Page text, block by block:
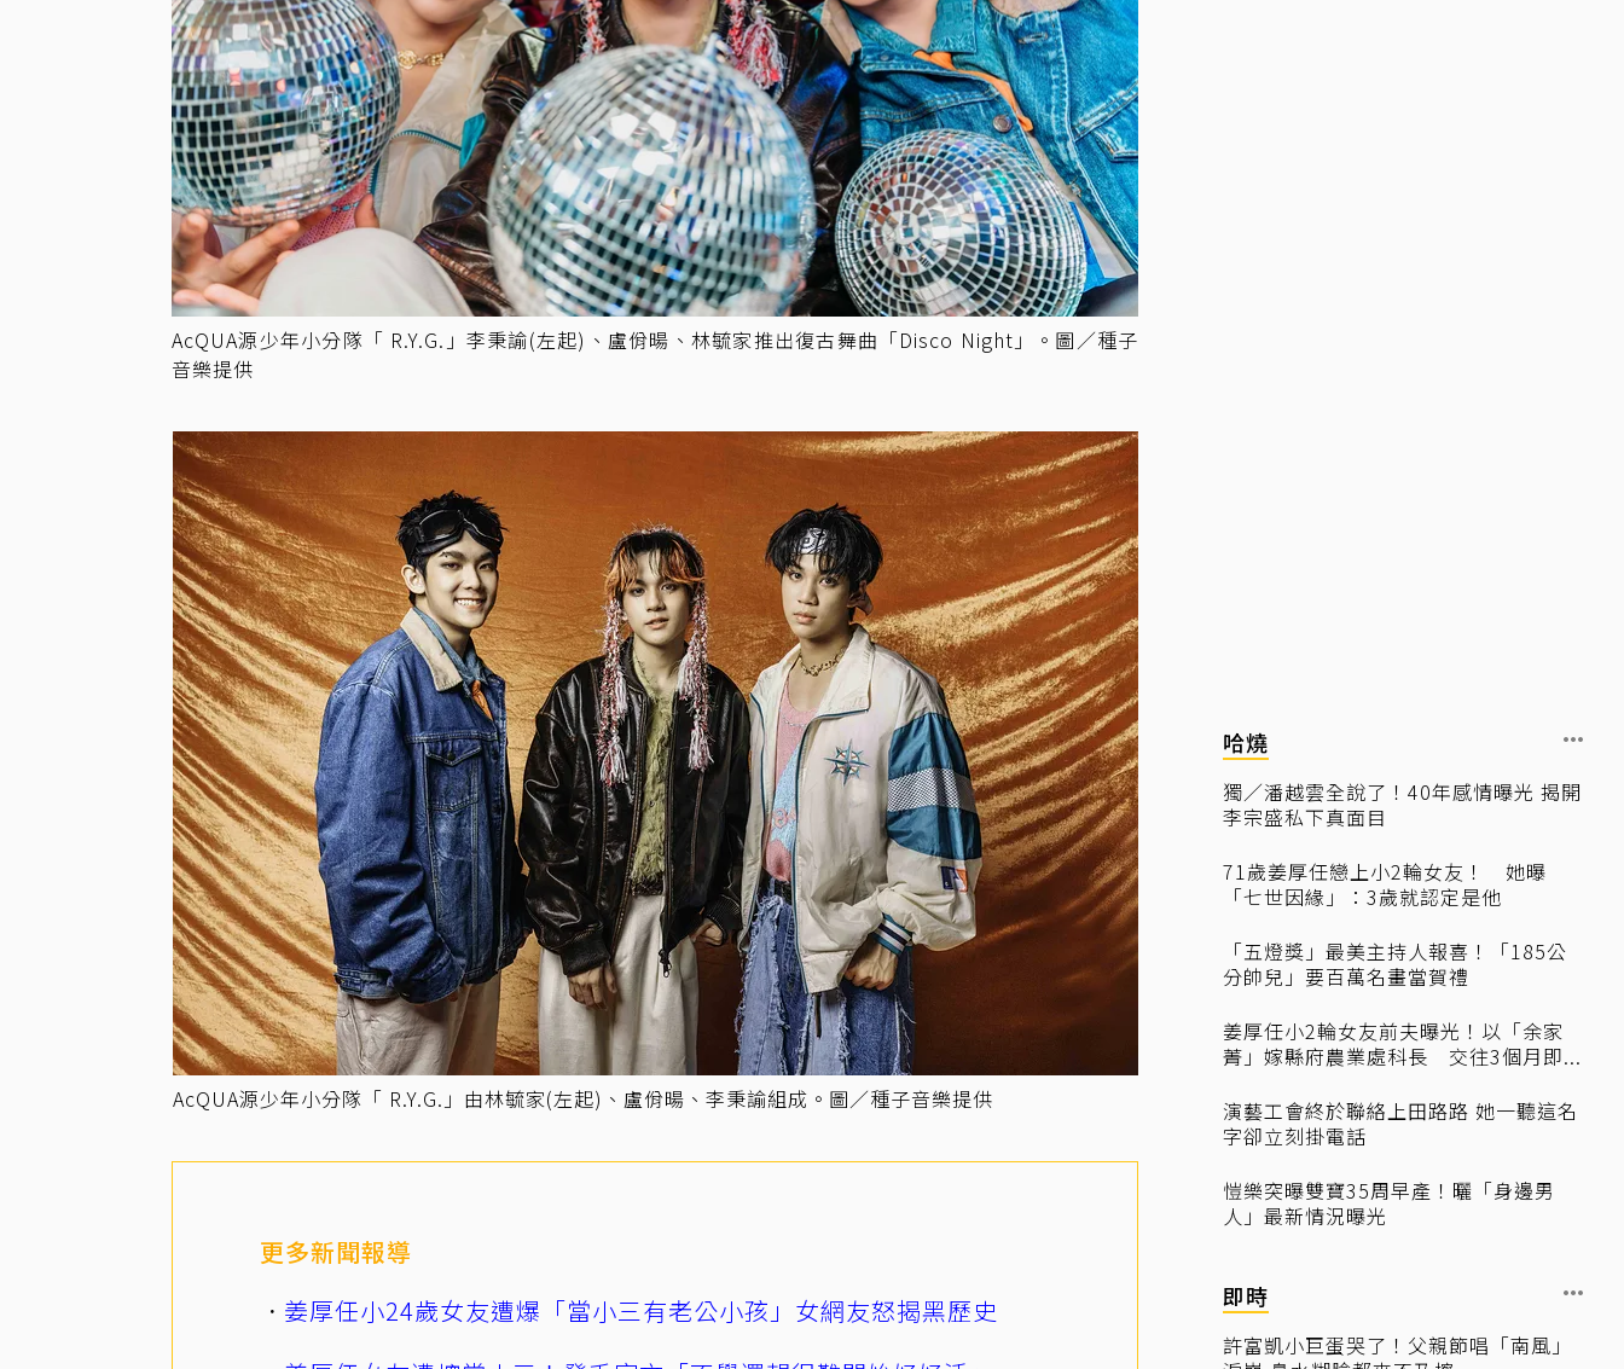
AcQUA源少年小分隊「 R.Y.G.」李秉諭(左起)、盧佾暘、林毓家推出復古舞曲「Disco Night」。圖／種子
音樂提供
AcQUA源少年小分隊「 R.Y.G.」由林毓家(左起)、盧佾暘、李秉諭組成。圖／種子音樂提供
更多新聞報導
姜厚任小24歲女友遭爆「當小三有老公小孩」女網友怒揭黑歷史
哈燒
獨／潘越雲全說了！40年感情曝光 揭開
李宗盛私下真面目
71歲姜厚任戀上小2輪女友！ 她曝
「七世因緣」：3歲就認定是他
「五燈獎」最美主持人報喜！「185公
分帥兒」要百萬名畫當賀禮
姜厚任小2輪女友前夫曝光！以「余家
菁」嫁縣府農業處科長 交往3個月即...
演藝工會終於聯絡上田路路 她一聽這名
字卻立刻掛電話
愷樂突曝雙寶35周早產！曬「身邊男
人」最新情況曝光
即時
許富凱小巨蛋哭了！父親節唱「南風」